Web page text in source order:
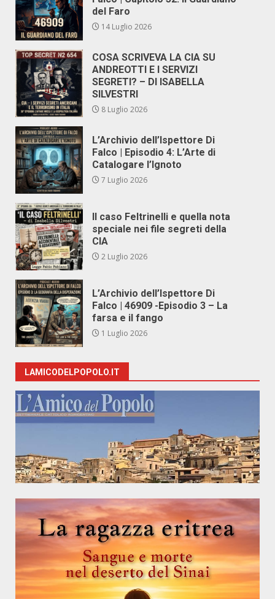
del Faro
14 Luglio 2026
COSA SCRIVEVA LA CIA SU
ANDREOTTI E I SERVIZI
SEGRETI? – DI ISABELLA
SILVESTRI
8 Luglio 2026
L’Archivio dell’Ispettore Di
Falco | Episodio 4: L’Arte di
Catalogare l’Ignoto
7 Luglio 2026
Il caso Feltrinelli e quella nota
speciale nei file segreti della
CIA
2 Luglio 2026
L’Archivio dell’Ispettore Di
Falco | 46909 -Episodio 3 – La
farsa e il fango
1 Luglio 2026
LAMICODELPOPOLO.IT